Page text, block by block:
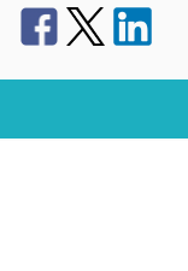
Font size